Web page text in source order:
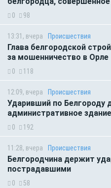
0 98
13:31, вчера Происшествия
Глава белгородской
за мошенничество в Орле
0 118
12:09, вчера Происшествия
Ударивший по Белгороду
административное
0 192
11:28, вчера Происшествия
Белгородчина держит
пострадавшими
0 58